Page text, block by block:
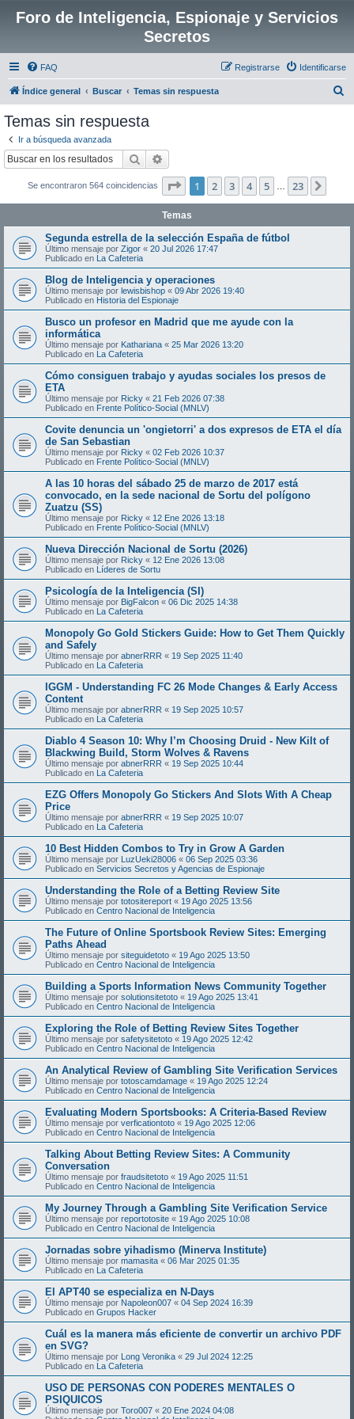
Foro de Inteligencia, Espionaje y Servicios
Secretos
FAQ Identificarse
Registrarse
Índice general Buscar Temas sin respuesta
Temas sin respuesta
Ir a búsqueda avanzada
Buscar
Se encontraron 564 coincidencias Página de 23
1 2 3 4 5 23
Temas
Segunda estrella de la selección España de fútbol
Último mensaje por Zigor « 20 Jul 2026 17:47
Publicado en La Cafeteria
Blog de Inteligencia y operaciones
Último mensaje por lewisbishop « 09 Abr 2026 19:40
Publicado en Historia del Espionaje
Busco un profesor en Madrid que me ayude con la
informática
Último mensaje por Kathariana « 25 Mar 2026 13:20
Publicado en La Cafeteria
Cómo consiguen trabajo y ayudas sociales los presos de
ETA
Último mensaje por Ricky « 21 Feb 2026 07:38
Publicado en Frente Político-Social (MNLV)
Covite denuncia un 'ongietorri' a dos expresos de ETA el día
de San Sebastian
Último mensaje por Ricky « 02 Feb 2026 10:37
Publicado en Frente Político-Social (MNLV)
A las 10 horas del sábado 25 de marzo de 2017 está
convocado, en la sede nacional de Sortu del polígono
Zuatzu (SS)
Último mensaje por Ricky « 12 Ene 2026 13:18
Publicado en Frente Político-Social (MNLV)
Nueva Dirección Nacional de Sortu (2026)
Último mensaje por Ricky « 12 Ene 2026 13:08
Publicado en Líderes de Sortu
Psicología de la Inteligencia (SI)
Último mensaje por BigFalcon « 06 Dic 2025 14:38
Publicado en La Cafeteria
Monopoly Go Gold Stickers Guide: How to Get Them Quickly
and Safely
Último mensaje por abnerRRR « 19 Sep 2025 11:40
Publicado en La Cafeteria
IGGM - Understanding FC 26 Mode Changes & Early Access
Content
Último mensaje por abnerRRR « 19 Sep 2025 10:57
Publicado en La Cafeteria
Diablo 4 Season 10: Why I’m Choosing Druid - New Kilt of
Blackwing Build, Storm Wolves & Ravens
Último mensaje por abnerRRR « 19 Sep 2025 10:44
Publicado en La Cafeteria
EZG Offers Monopoly Go Stickers And Slots With A Cheap
Price
Último mensaje por abnerRRR « 19 Sep 2025 10:07
Publicado en La Cafeteria
10 Best Hidden Combos to Try in Grow A Garden
Último mensaje por LuzUeki28006 « 06 Sep 2025 03:36
Publicado en Servicios Secretos y Agencias de Espionaje
Understanding the Role of a Betting Review Site
Último mensaje por totositereport « 19 Ago 2025 13:56
Publicado en Centro Nacional de Inteligencia
The Future of Online Sportsbook Review Sites: Emerging
Paths Ahead
Último mensaje por siteguidetoto « 19 Ago 2025 13:50
Publicado en Centro Nacional de Inteligencia
Building a Sports Information News Community Together
Último mensaje por solutionsitetoto « 19 Ago 2025 13:41
Publicado en Centro Nacional de Inteligencia
Exploring the Role of Betting Review Sites Together
Último mensaje por safetysitetoto « 19 Ago 2025 12:42
Publicado en Centro Nacional de Inteligencia
An Analytical Review of Gambling Site Verification Services
Último mensaje por totoscamdamage « 19 Ago 2025 12:24
Publicado en Centro Nacional de Inteligencia
Evaluating Modern Sportsbooks: A Criteria-Based Review
Último mensaje por verficationtoto « 19 Ago 2025 12:06
Publicado en Centro Nacional de Inteligencia
Talking About Betting Review Sites: A Community
Conversation
Último mensaje por fraudsitetoto « 19 Ago 2025 11:51
Publicado en Centro Nacional de Inteligencia
My Journey Through a Gambling Site Verification Service
Último mensaje por reportotosite « 19 Ago 2025 10:08
Publicado en Centro Nacional de Inteligencia
Jornadas sobre yihadismo (Minerva Institute)
Último mensaje por mamasita « 06 Mar 2025 01:35
Publicado en La Cafeteria
El APT40 se especializa en N-Days
Último mensaje por Napoleon007 « 04 Sep 2024 16:39
Publicado en Grupos Hacker
Cuál es la manera más eficiente de convertir un archivo PDF
en SVG?
Último mensaje por Long Veronika « 29 Jul 2024 12:25
Publicado en La Cafeteria
USO DE PERSONAS CON PODERES MENTALES O
PSIQUICOS
Último mensaje por Toro007 « 20 Ene 2024 04:08